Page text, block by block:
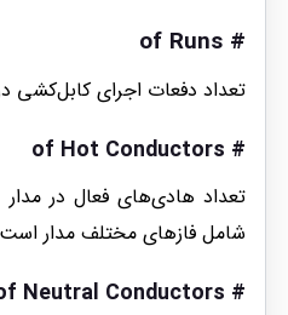
# of Runs
تعداد دفعات اجرای کابل‌کشی
# of Hot Conductors
تعداد هادی‌های فعال در
شامل فازهای مختلف مدار
# of Neutral Conductors